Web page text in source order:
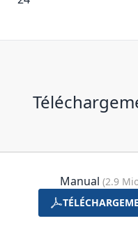
Manual (2.9